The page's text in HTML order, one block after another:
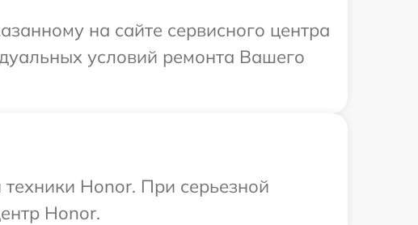
на сайте сервисного центра
условий ремонта Вашего
Honor. При серьезной
Honor.